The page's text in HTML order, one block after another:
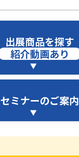
出展商品を探す
紹介動画あり
セミナーのご案内